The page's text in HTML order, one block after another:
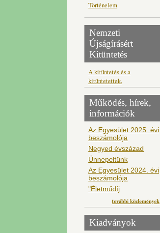
Történelem
Nemzeti
Újságírásért
Kitüntetés
A kitüntetés és a
kitüntetettek.
Működés, hírek,
információk
Az Egyesület 2025. évi
beszámolója
Negyed évszázad
Ünnepeltünk
Az Egyesület 2024. évi
beszámolója
"Életműdíj
további közlemények
Kiadványok